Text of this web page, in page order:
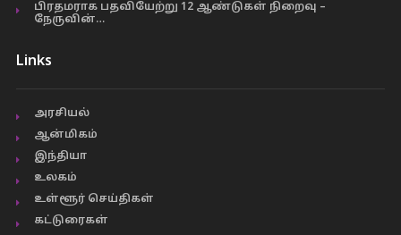
பிரதமராக பதவியேற்று 12 ஆண்டுகள் நிறைவு –
நேருவின்…
Links
அரசியல்
ஆன்மிகம்
இந்தியா
உலகம்
உள்ளூர் செய்திகள்
கட்டுரைகள்